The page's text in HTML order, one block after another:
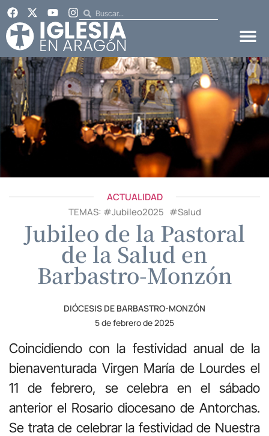
ACTUALIDAD
TEMAS: #Jubileo2025 #Salud
Jubileo de la Pastoral
de la Salud en
Barbastro-Monzón
DIÓCESIS DE BARBASTRO-MONZÓN
5 de febrero de 2025
Coincidiendo con la festividad anual de la
bienaventurada Virgen María de Lourdes el
11 de febrero, se celebra en el sábado
anterior el Rosario diocesano de Antorchas.
Se trata de celebrar la festividad de Nuestra